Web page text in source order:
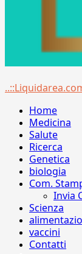
Menu
Home
Medicina
Salute
Ricerca
Genetica
biologia
Com.
Invia
Scienza
vaccini
Contatti